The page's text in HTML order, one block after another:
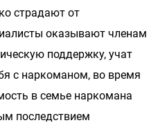
страдают от
оказывают членам
поддержку, учат
с наркоманом, во время
в семье наркомана
последствием